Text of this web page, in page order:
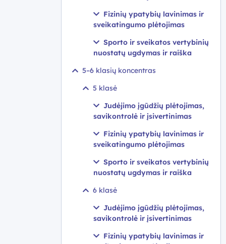
Fizinių ypatybių lavinimas ir
sveikatingumo plėtojimas
Sporto ir sveikatos vertybinių
nuostatų ugdymas ir raiška
5–6 klasių koncentras
5 klasė
Judėjimo įgūdžių plėtojimas,
savikontrolė ir įsivertinimas
Fizinių ypatybių lavinimas ir
sveikatingumo plėtojimas
Sporto ir sveikatos vertybinių
nuostatų ugdymas ir raiška
6 klasė
Judėjimo įgūdžių plėtojimas,
savikontrolė ir įsivertinimas
Fizinių ypatybių lavinimas ir